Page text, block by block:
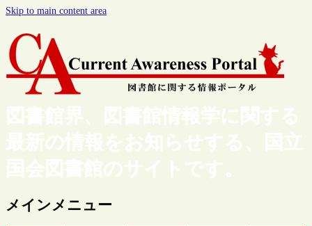
Skip to main content area
図書館界、図書館情報学に関する
最新の情報をお知らせする、国立
国会図書館のサイトです。
メインメニュー